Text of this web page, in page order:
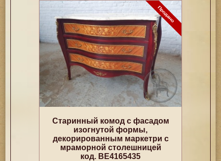
Старинный комод с фасадом
изогнутой формы,
декорированным маркетри с
мраморной столешницей
код. BE4165435